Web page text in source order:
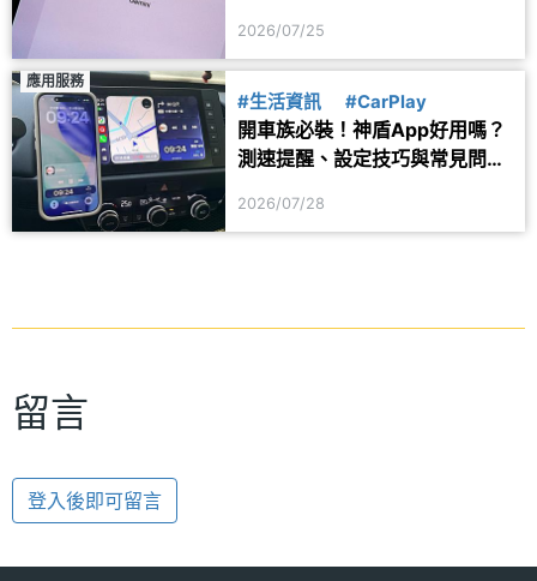
2026/07/25
應用服務
#生活資訊 #CarPlay
開車族必裝！神盾App好用嗎？
測速提醒、設定技巧與常見問題
2026/07/28
留言
登入後即可留言